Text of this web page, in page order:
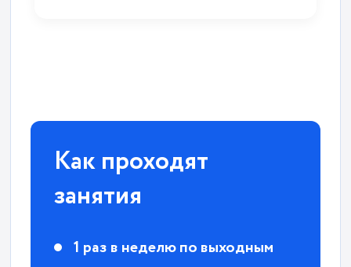
Как проходят
занятия
1 раз в неделю по выходным